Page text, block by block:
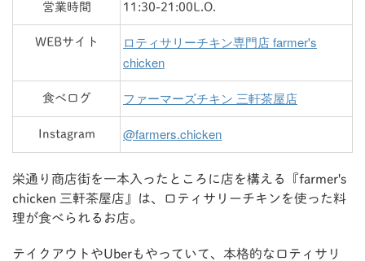
営業時間 11:30-21:00L.O.
WEBサイト
ロティサリーチキン専門店 farmer's
chicken
食べログ ファーマーズチキン 三軒茶屋店
Instagram @farmers.chicken
栄通り商店街を一本入ったところに店を構える『farmer's
chicken 三軒茶屋店』は、ロティサリーチキンを使った料
理が食べられるお店。
テイクアウトやUberもやっていて、本格的なロティサリ